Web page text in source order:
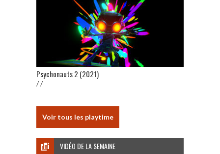
Psychonauts 2 (2021)
/ /
Voir tous les playtime
VIDÉO DE LA SEMAINE